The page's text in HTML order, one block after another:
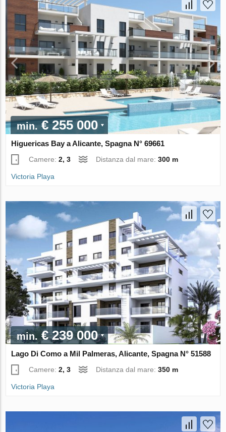
min.€ 255 000
Higuericas Bay a Alicante, Spagna N° 69661
Camere:2, 3 Distanza dal mare:300 m
Victoria Playa
min.€ 239 000
Lago Di Como a Mil Palmeras, Alicante, Spagna N° 51588
Camere:2, 3 Distanza dal mare:350 m
Victoria Playa